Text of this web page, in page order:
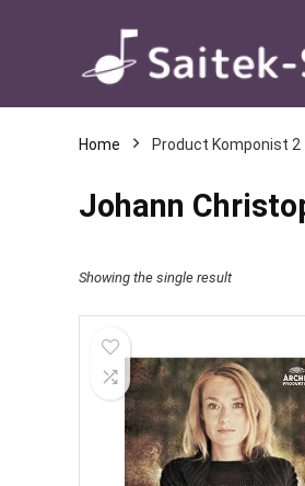
Home Product Komponist 2
Johann
Showing the single result